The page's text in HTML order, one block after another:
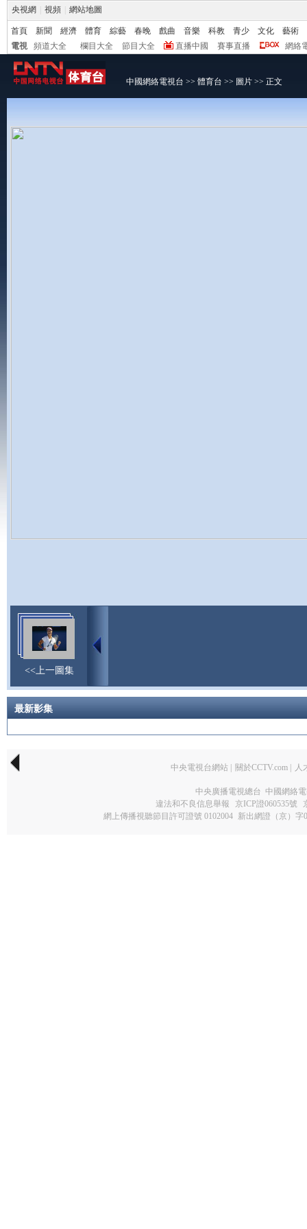
央視網 視頻 網站地圖
首頁 新聞 經濟 體育 綜藝 春晚 戲曲 音樂 科教 青少 文化
藝術
電視
頻道大全 欄目大全 節目大全 直播中國 賽事直播 網絡
中國網絡電視台 >> 體育台 >> 圖片 >> 正文
<<上一圖集
最新影集
中央電視台網站 關於CCTV.com 人
中央廣播電視總台 中國網絡
違法和不良信息舉報
京ICP證060535號
網上傳播視聽節目許可證號 0102004 新出網證（京）